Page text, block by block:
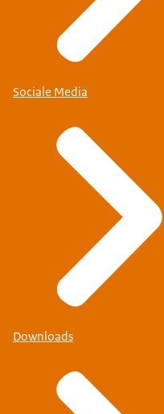
Sociale Media
Downloads